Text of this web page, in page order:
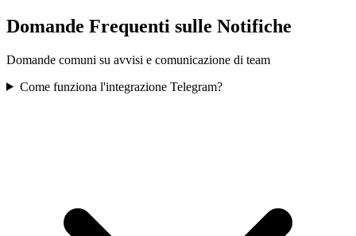
Domande Frequenti sulle Notifiche
Domande comuni su avvisi e comunicazione di team
Come funziona l'integrazione Telegram?